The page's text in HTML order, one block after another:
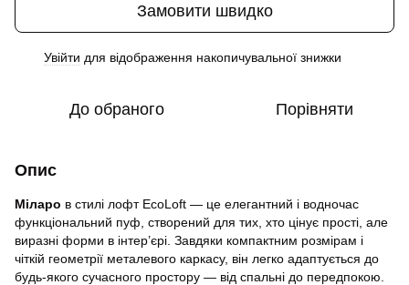
Замовити швидко
Увійти для відображення накопичувальної знижки
До обраного Порівняти
Опис
Міларо в стилі лофт EcoLoft — це елегантний і водночас
функціональний пуф, створений для тих, хто цінує прості, але
виразні форми в інтер’єрі. Завдяки компактним розмірам і
чіткій геометрії металевого каркасу, він легко адаптується до
будь-якого сучасного простору — від спальні до передпокою.